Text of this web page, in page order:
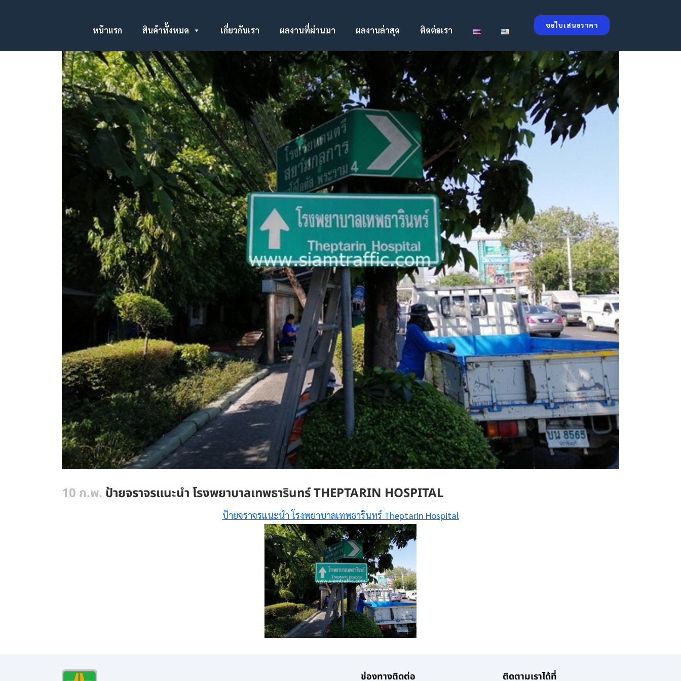
ขอใบเสนอราคา
หน้าแรก สินค้าทั้งหมด เกี่ยวกับเรา ผลงานที่ผ่านมา ผลงานล่าสุด ติดต่อเรา
10 ก.พ. ป้ายจราจรแนะนำ โรงพยาบาลเทพธารินทร์ THEPTARIN HOSPITAL
ป้ายจราจรแนะนำ โรงพยาบาลเทพธารินทร์ Theptarin Hospital
ช่องทางติดต่อ ติดตามเราได้ที่